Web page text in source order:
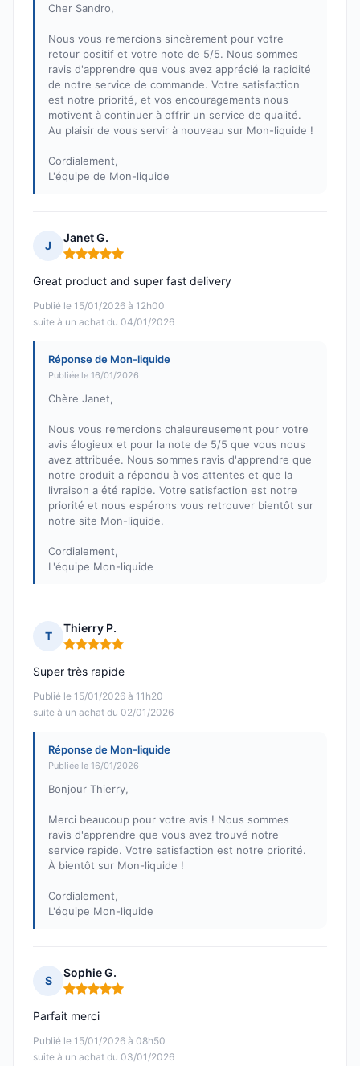
Cher Sandro,
Nous vous remercions sincèrement pour votre
retour positif et votre note de 5/5. Nous sommes
ravis d'apprendre que vous avez apprécié la rapidité
de notre service de commande. Votre satisfaction
est notre priorité, et vos encouragements nous
motivent à continuer à offrir un service de qualité.
Au plaisir de vous servir à nouveau sur Mon-liquide !
Cordialement,
L'équipe de Mon-liquide
J
Janet G.
Note : 5 sur 5
Publié le 15/01/2026 à 12h00
suite à un achat du 04/01/2026
Great product and super fast delivery
Réponse de Mon-liquide
Publiée le 16/01/2026
Chère Janet,
Nous vous remercions chaleureusement pour votre
avis élogieux et pour la note de 5/5 que vous nous
avez attribuée. Nous sommes ravis d'apprendre que
notre produit a répondu à vos attentes et que la
livraison a été rapide. Votre satisfaction est notre
priorité et nous espérons vous retrouver bientôt sur
notre site Mon-liquide.
Cordialement,
L'équipe Mon-liquide
T
Thierry P.
Note : 5 sur 5
Publié le 15/01/2026 à 11h20
suite à un achat du 02/01/2026
Super très rapide
Réponse de Mon-liquide
Publiée le 16/01/2026
Bonjour Thierry,
Merci beaucoup pour votre avis ! Nous sommes
ravis d'apprendre que vous avez trouvé notre
service rapide. Votre satisfaction est notre priorité.
À bientôt sur Mon-liquide !
Cordialement,
L'équipe Mon-liquide
S
Sophie G.
Note : 5 sur 5
Publié le 15/01/2026 à 08h50
suite à un achat du 03/01/2026
Parfait merci